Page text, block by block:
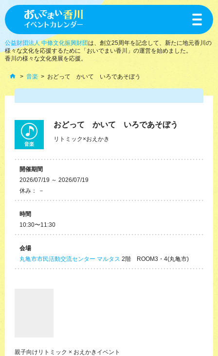
toggle
公益財団法人 中條文化振興財団は、創立25周年を記念して、新たに地元香川の
様々な文化を応援するために「おいでまい香川」の運営を始めました。
香川の様々な文化発展を応援。
音楽 おどって かいて いろであそぼう
音楽
おどって かいて いろであそぼう
リトミック×おえかき
開催期間
2026/07/19 ～ 2026/07/19
休み： －
時間
10:30〜11:30
会場
丸亀市市民活動交流センター マルタス 2階 ROOM3・4(丸亀市)
親子向けリトミック × おえかきイベント